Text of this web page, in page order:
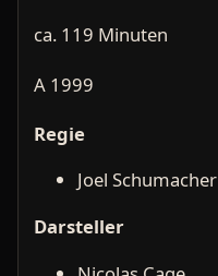
ca. 119 Minuten
A 1999
Regie
Joel Schumacher
Darsteller